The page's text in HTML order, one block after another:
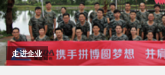
走进企业